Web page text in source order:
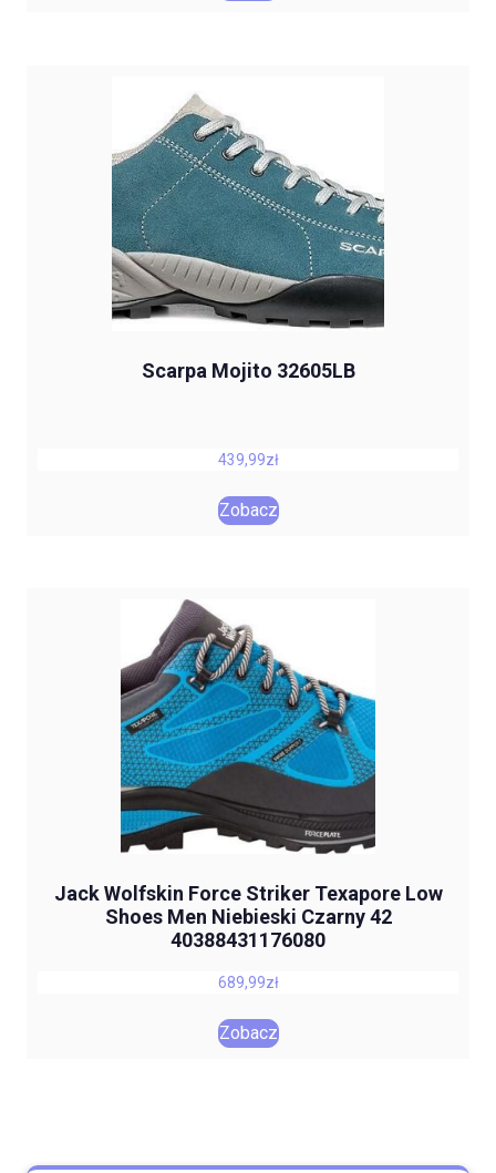
Scarpa Mojito 32605LB
439,99zł
Zobacz
Jack Wolfskin Force Striker Texapore Low
Shoes Men Niebieski Czarny 42
40388431176080
689,99zł
Zobacz